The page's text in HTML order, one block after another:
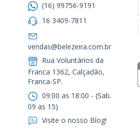
(16) 99756-9191
16 3409-7811
vendas@belezeira.com.br
Rua Voluntários da
Franca 1362, Calçadão,
Franca-SP.ㅤㅤㅤㅤㅤㅤㅤㅤㅤㅤㅤ
09:00 as 18:00 - (Sab.
09 as 15)
Visite o nosso Blog!